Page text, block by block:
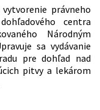
právneho
centra
Národným
sa vydávanie
pre dohľad nad
pitvy a lekárom